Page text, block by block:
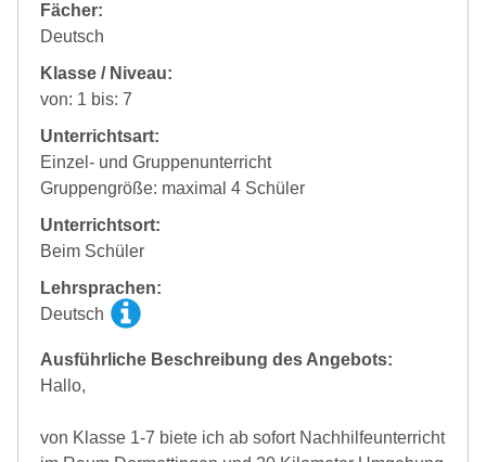
Fächer:
Deutsch
Klasse / Niveau:
von: 1 bis: 7
Unterrichtsart:
Einzel- und Gruppenunterricht
Gruppengröße: maximal 4 Schüler
Unterrichtsort:
Beim Schüler
Lehrsprachen:
Deutsch
Ausführliche Beschreibung des Angebots:
Hallo,
von Klasse 1-7 biete ich ab sofort Nachhilfeunterricht